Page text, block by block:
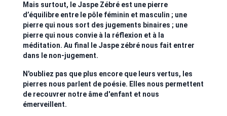
Mais surtout, le Jaspe Zébré est une pierre
d’équilibre entre le pôle féminin et masculin ; une
pierre qui nous sort des jugements binaires ; une
pierre qui nous convie à la réflexion et à la
méditation. Au final le Jaspe zébré nous fait entrer
dans le non-jugement.
N'oubliez pas que plus encore que leurs vertus, les
pierres nous parlent de poésie. Elles nous permettent
de recouvrer notre âme d'enfant et nous
émerveillent.